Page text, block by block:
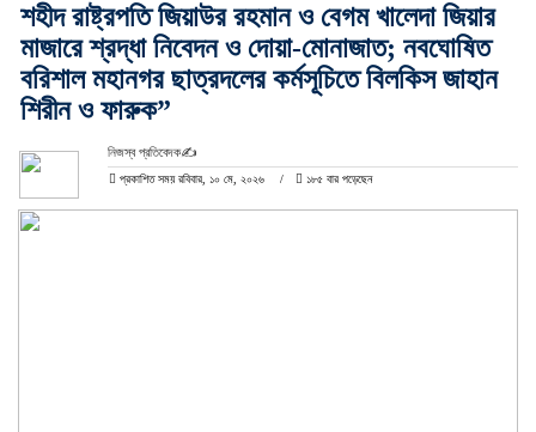
শহীদ রাষ্ট্রপতি জিয়াউর রহমান ও বেগম খালেদা জিয়ার
মাজারে শ্রদ্ধা নিবেদন ও দোয়া-মোনাজাত; নবঘোষিত
বরিশাল মহানগর ছাত্রদলের কর্মসূচিতে বিলকিস জাহান
শিরীন ও ফারুক”
নিজস্ব প্রতিবেদক✍️
প্রকাশিত সময় রবিবার, ১০ মে, ২০২৬ ১৮৫ বার পড়েছেন